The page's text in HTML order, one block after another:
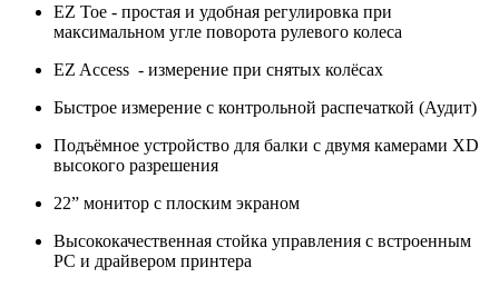
EZ Toe - простая и удобная регулировка при
максимальном угле поворота рулевого колеса
EZ Access - измерение при снятых колёсах
Быстрое измерение с контрольной распечаткой (Аудит)
Подъёмное устройство для балки с двумя камерами XD
высокого разрешения
22” монитор с плоским экраном
Высококачественная стойка управления с встроенным
РС и драйвером принтера